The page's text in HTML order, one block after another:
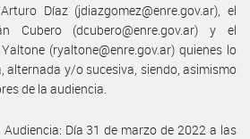
Díaz (jdiazgomez@enre.gov.ar), el
Cubero (dcubero@enre.gov.ar) y el
(ryaltone@enre.gov.ar) quienes lo
alternada y/o sucesiva, siendo, asimismo
de la audiencia.
Día 31 de marzo de 2022 a las